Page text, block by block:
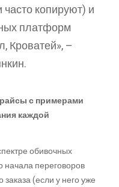
копируют) и
платформ
Кроватей», –
с примерами
каждой
обивочных
начала переговоров
(если у него уже